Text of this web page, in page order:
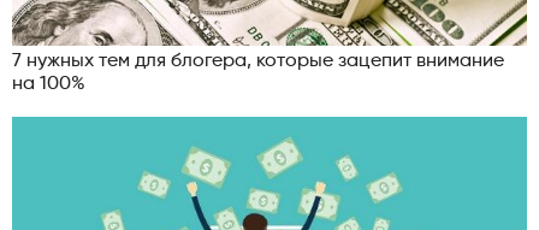
7 нужных тем для блогера, которые зацепит внимание
на 100%